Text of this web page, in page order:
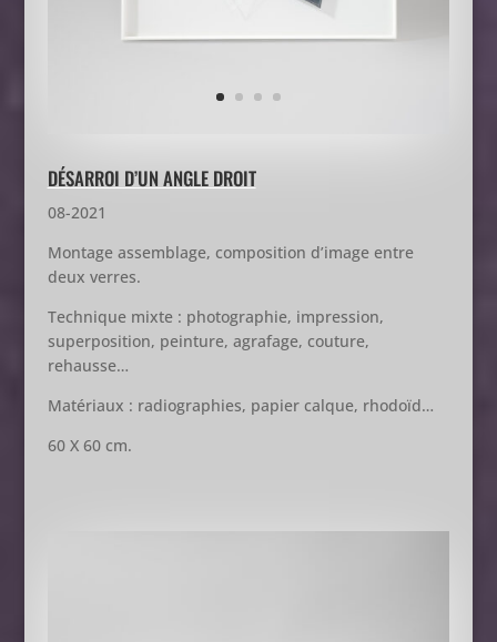
DÉSARROI D’UN ANGLE DROIT
08-2021
Montage assemblage, composition d’image entre
deux verres.
Technique mixte : photographie, impression,
superposition, peinture, agrafage, couture,
rehausse…
Matériaux : radiographies, papier calque, rhodoïd…
60 X 60 cm.